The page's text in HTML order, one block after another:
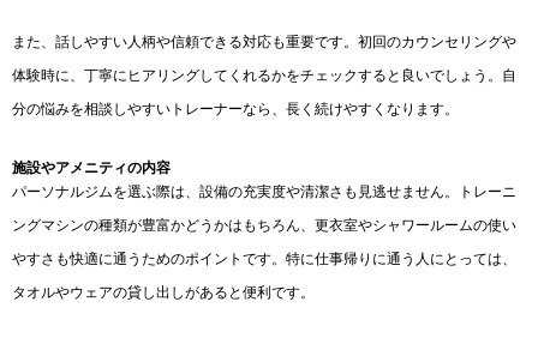
また、話しやすい人柄や信頼できる対応も重要です。初回のカウンセリングや
体験時に、丁寧にヒアリングしてくれるかをチェックすると良いでしょう。自
分の悩みを相談しやすいトレーナーなら、長く続けやすくなります。
施設やアメニティの内容
パーソナルジムを選ぶ際は、設備の充実度や清潔さも見逃せません。トレーニ
ングマシンの種類が豊富かどうかはもちろん、更衣室やシャワールームの使い
やすさも快適に通うためのポイントです。特に仕事帰りに通う人にとっては、
タオルやウェアの貸し出しがあると便利です。